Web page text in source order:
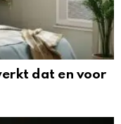
dat en voor